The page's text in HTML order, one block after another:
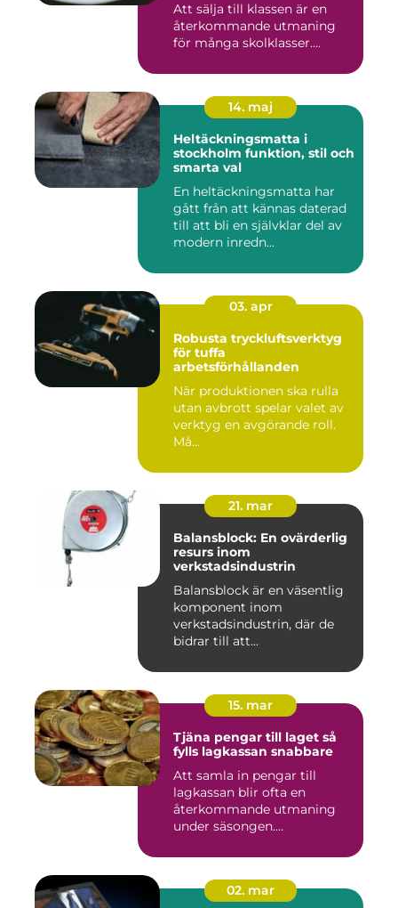
Att sälja till klassen är en
återkommande utmaning
för många skolklasser....
14. maj
Heltäckningsmatta i
stockholm funktion, stil och
smarta val
En heltäckningsmatta har
gått från att kännas daterad
till att bli en självklar del av
modern inredn...
03. apr
Robusta tryckluftsverktyg
för tuffa
arbetsförhållanden
När produktionen ska rulla
utan avbrott spelar valet av
verktyg en avgörande roll.
Må...
21. mar
Balansblock: En ovärderlig
resurs inom
verkstadsindustrin
Balansblock är en väsentlig
komponent inom
verkstadsindustrin, där de
bidrar till att...
15. mar
Tjäna pengar till laget så
fylls lagkassan snabbare
Att samla in pengar till
lagkassan blir ofta en
återkommande utmaning
under säsongen.
02. mar